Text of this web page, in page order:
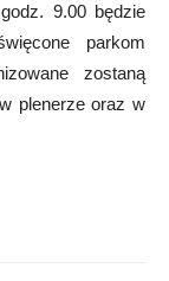
9.00 będzie
parkom
zostaną
plenerze oraz w